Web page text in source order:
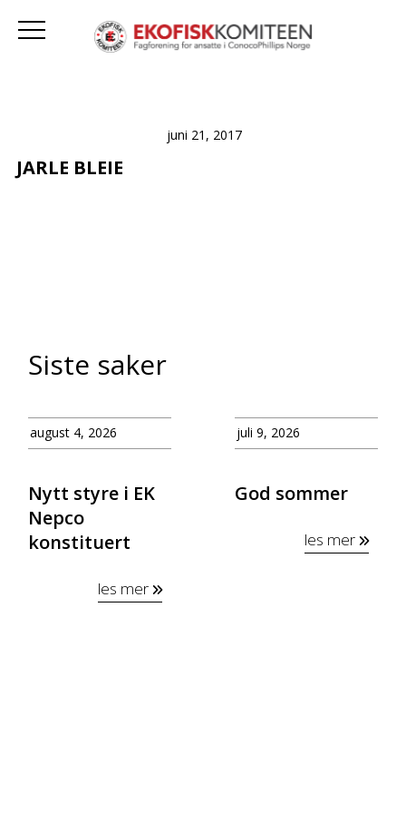
juni 21, 2017
JARLE BLEIE
Siste saker
august 4, 2026
Nytt styre i EK
Nepco
konstituert
les mer
juli 9, 2026
God sommer
les mer